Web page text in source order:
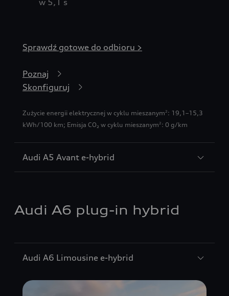
w 5,1 s
Sprawdź gotowe do odbioru >
Poznaj
Skonfiguruj
Zużycie energii elektrycznej w cyklu mieszanym2 : 19,1–15,3
kWh/100 km; Emisja CO₂ w cyklu mieszanym2 : 0 g/km
Audi A5 Avant e-hybrid
Audi A6 plug-in hybrid
Audi A6 Limousine e-hybrid